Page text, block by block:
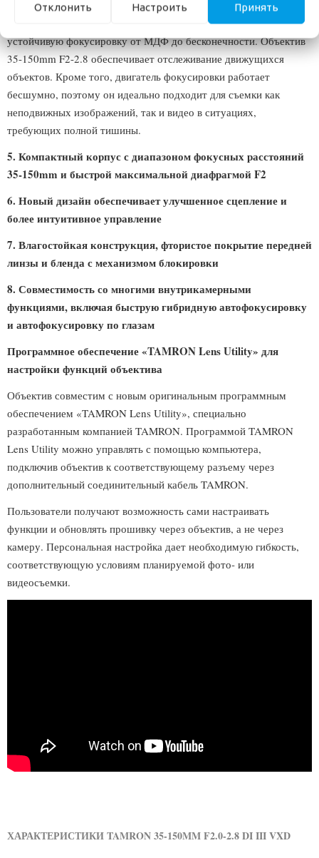
высокоточная система автофокусировки чрезвычайно быстро
реагирует на действия фотографа, обеспечивая надежную и
устойчивую фокусировку от МДФ до бесконечности. Объектив
35-150mm F2-2.8 обеспечивает отслеживание движущихся
объектов. Кроме того, двигатель фокусировки работает
бесшумно, поэтому он идеально подходит для съемки как
неподвижных изображений, так и видео в ситуациях,
требующих полной тишины.
5. Компактный корпус с диапазоном фокусных расстояний
35-150mm и быстрой максимальной диафрагмой F2
6. Новый дизайн обеспечивает улучшенное сцепление и
более интуитивное управление
7. Влагостойкая конструкция, фтористое покрытие передней
линзы и бленда с механизмом блокировки
8. Совместимость со многими внутрикамерными
функциями, включая быструю гибридную автофокусировку
и автофокусировку по глазам
Программное обеспечение «TAMRON Lens Utility» для
настройки функций объектива
Объектив совместим с новым оригинальным программным
обеспечением «TAMRON Lens Utility», специально
разработанным компанией TAMRON. Программой TAMRON
Lens Utility можно управлять с помощью компьютера,
подключив объектив к соответствующему разъему через
дополнительный соединительный кабель TAMRON.
Пользователи получают возможность сами настраивать
функции и обновлять прошивку через объектив, а не через
камеру. Персональная настройка дает необходимую гибкость,
соответствующую условиям планируемой фото- или
видеосъемки.
ХАРАКТЕРИСТИКИ TAMRON 35-150MM F2.0-2.8 DI III VXD
Отклонить Настроить Принять